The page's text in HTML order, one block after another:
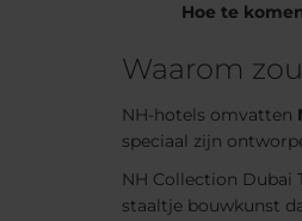
Hoe te
Waarom
NH-hotels omvatten
speciaal zijn
NH Collection Dubai
staaltje bouwkunst